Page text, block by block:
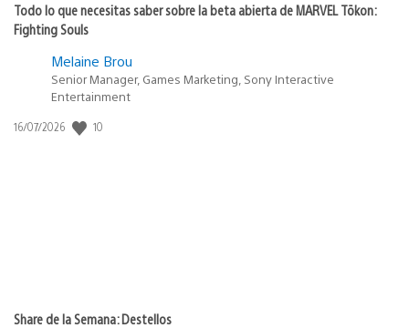
Todo lo que necesitas saber sobre la beta abierta de MARVEL Tōkon:
Fighting Souls
Melaine Brou
Senior Manager, Games Marketing, Sony Interactive
Entertainment
Fecha
16/07/2026 10
Share de la Semana: Destellos